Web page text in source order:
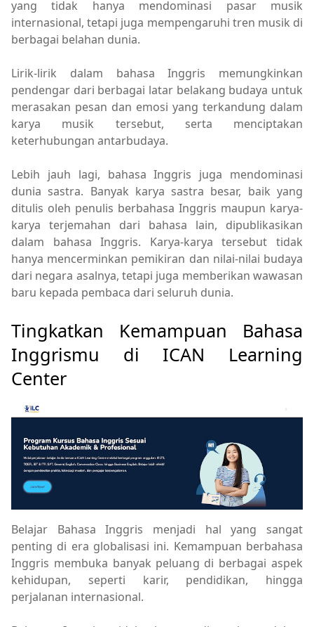
yang tidak hanya mendominasi pasar musik
internasional, tetapi juga mempengaruhi tren musik di
berbagai belahan dunia.
Lirik-lirik dalam bahasa Inggris memungkinkan
pendengar dari berbagai latar belakang budaya untuk
merasakan pesan dan emosi yang terkandung dalam
karya musik tersebut, serta menciptakan
keterhubungan antarbudaya.
Lebih jauh lagi, bahasa Inggris juga mendominasi
dunia sastra. Banyak karya sastra besar, baik yang
ditulis oleh penulis berbahasa Inggris maupun karya-
karya terjemahan dari bahasa lain, dipublikasikan
dalam bahasa Inggris. Karya-karya tersebut tidak
hanya mencerminkan pemikiran dan nilai-nilai budaya
dari negara asalnya, tetapi juga memberikan wawasan
baru kepada pembaca dari seluruh dunia.
Tingkatkan Kemampuan Bahasa
Inggrismu di ICAN Learning
Center
Belajar Bahasa Inggris menjadi hal yang sangat
penting di era globalisasi ini. Kemampuan berbahasa
Inggris membuka banyak peluang di berbagai aspek
kehidupan, seperti karir, pendidikan, hingga
perjalanan internasional.